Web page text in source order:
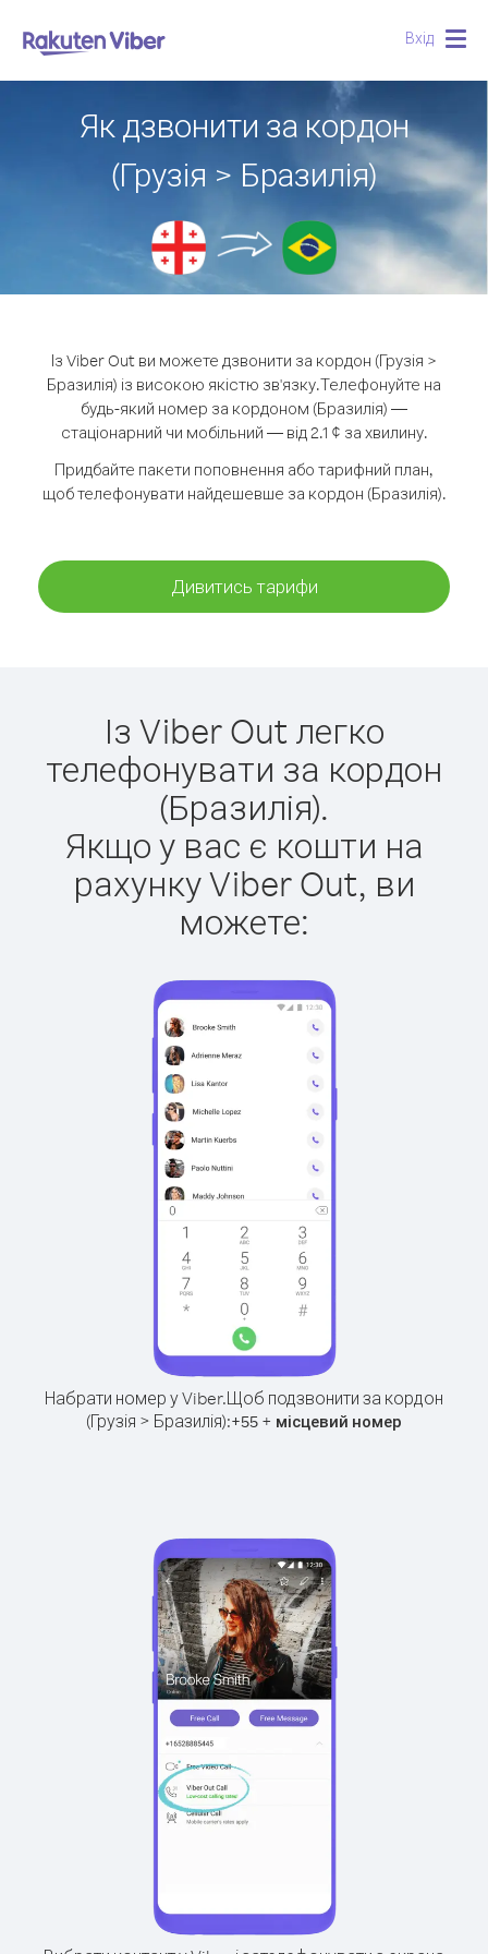
Вхід
Як дзвонити за кордон
(Грузія > Бразилія)
Із Viber Out ви можете дзвонити за кордон (Грузія >
Бразилія) із високою якістю зв'язку.Телефонуйте на
будь-який номер за кордоном (Бразилія) —
стаціонарний чи мобільний — від 2.1 ¢ за хвилину.
Придбайте пакети поповнення або тарифний план,
щоб телефонувати найдешевше за кордон (Бразилія).
Дивитись тарифи
Із Viber Out легко
телефонувати за кордон
(Бразилія).
Якщо у вас є кошти на
рахунку Viber Out, ви
можете:
Набрати номер у Viber.Щоб подзвонити за кордон
(Грузія > Бразилія):+55 + місцевий номер